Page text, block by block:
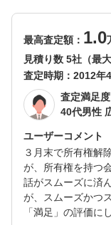
最高査定額： 1.0
見積り数 5社（最
査定時期： 2012年
査定満足度
40代男性
ユーザーコメント
３月末で所有権解
が、所有権を持つ
話がスムーズに済
が、スムーズかつ
「満足」の評価に